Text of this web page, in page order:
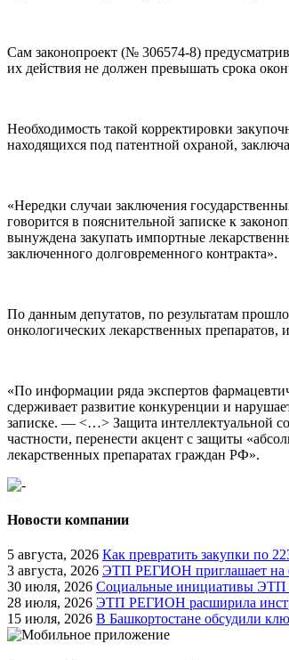
Сам законопроект (№ 306574-8)
их действия не должен превышать срока
Необходимость такой корректировки
находящихся под патентной охраной,
«Нередки случаи заключения
говорится в пояснительной записке к
вынуждена закупать импортные
заключенного долговременного контракта».
По данным депутатов, по результатам
онкологических лекарственных
«По информации ряда экспертов
сдерживает развитие конкуренции и
записке. — <…> Защита интеллектуальной
частности, перенести акцент с защиты
лекарственных препаратах граждан РФ».
Новости компании
5 августа, 2026 Как превратить закупки по
3 августа, 2026 ЭТП РЕГИОН приглашает на
30 июля, 2026 Социальные инициативы ЭТП
28 июля, 2026 ЭТП РЕГИОН расширила
15 июля, 2026 В Башкортостане обсудили